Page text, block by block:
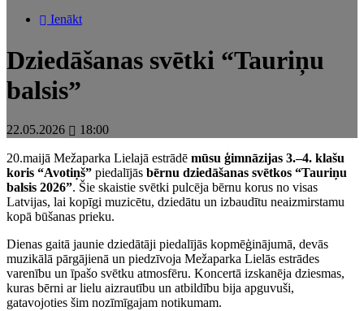
Ienākt
Dziedāšanas svētki “Tauriņu
balsis”
22.05.2026 18:00
20.maijā Mežaparka Lielajā estrādē mūsu ģimnāzijas 3.–4. klašu
koris “Avotiņš” piedalījās bērnu dziedāšanas svētkos “Tauriņu
balsis 2026”. Šie skaistie svētki pulcēja bērnu korus no visas
Latvijas, lai kopīgi muzicētu, dziedātu un izbaudītu neaizmirstamu
kopā būšanas prieku.
Dienas gaitā jaunie dziedātāji piedalījās kopmēģinājumā, devās
muzikālā pārgājienā un piedzīvoja Mežaparka Lielās estrādes
varenību un īpašo svētku atmosfēru. Koncertā izskanēja dziesmas,
kuras bērni ar lielu aizrautību un atbildību bija apguvuši,
gatavojoties šim nozīmīgajam notikumam.